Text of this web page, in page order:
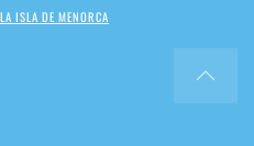
ISLA DE MENORCA